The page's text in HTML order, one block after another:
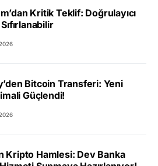
Kritik Teklif: Doğrulayıcı
Bitcoin Transferi: Yeni
Güçlendi!
Kripto Hamlesi: Dev Banka